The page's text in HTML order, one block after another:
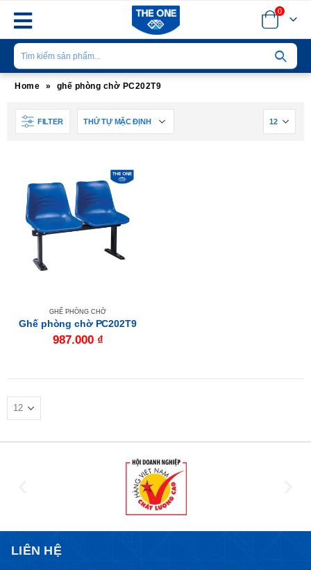
0
Home » ghế phòng chờ PC202T9
FILTER
GHẾ PHÒNG CHỜ
Ghế phòng chờ PC202T9
987.000 ₫
LIÊN HỆ